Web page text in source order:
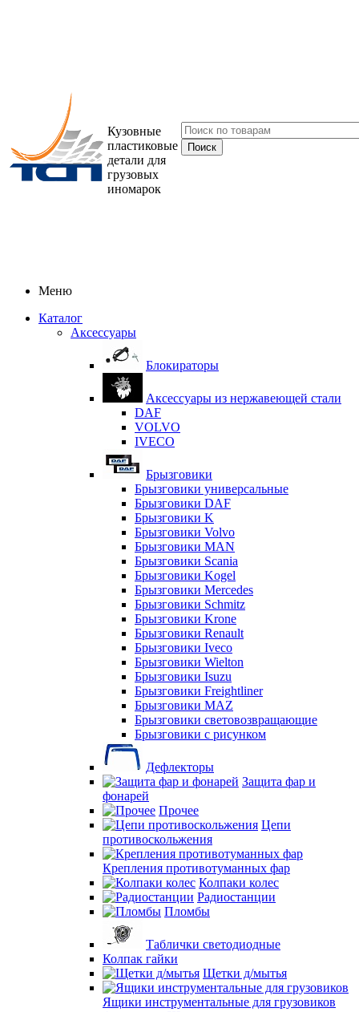
Кузовные
пластиковые
детали для
грузовых
иномарок
Меню
Каталог
Аксессуары
Блокираторы
Аксессуары из нержавеющей стали
DAF
VOLVO
IVECO
Брызговики
Брызговики универсальные
Брызговики DAF
Брызговики K
Брызговики Volvo
Брызговики MAN
Брызговики Scania
Брызговики Kogel
Брызговики Mercedes
Брызговики Schmitz
Брызговики Krone
Брызговики Renault
Брызговики Iveco
Брызговики Wielton
Брызговики Isuzu
Брызговики Freightliner
Брызговики MAZ
Брызговики световозвращающие
Брызговики с рисунком
Дефлекторы
Защита фар и
фонарей
Прочее
Цепи
противоскольжения
Крепления противотуманных фар
Колпаки колес
Радиостанции
Пломбы
Таблички светодиодные
Колпак гайки
Щетки д/мытья
Ящики инструментальные для грузовиков